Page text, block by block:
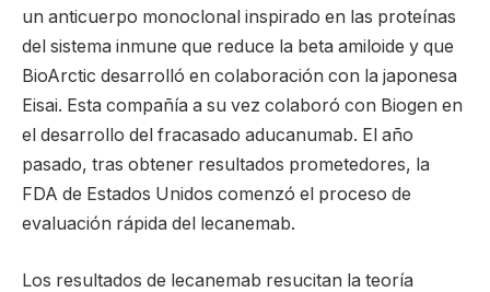
un anticuerpo monoclonal inspirado en las proteínas
del sistema inmune que reduce la beta amiloide y que
BioArctic desarrolló en colaboración con la japonesa
Eisai. Esta compañía a su vez colaboró con Biogen en
el desarrollo del fracasado aducanumab. El año
pasado, tras obtener resultados prometedores, la
FDA de Estados Unidos comenzó el proceso de
evaluación rápida del lecanemab.
Los resultados de lecanemab resucitan la teoría